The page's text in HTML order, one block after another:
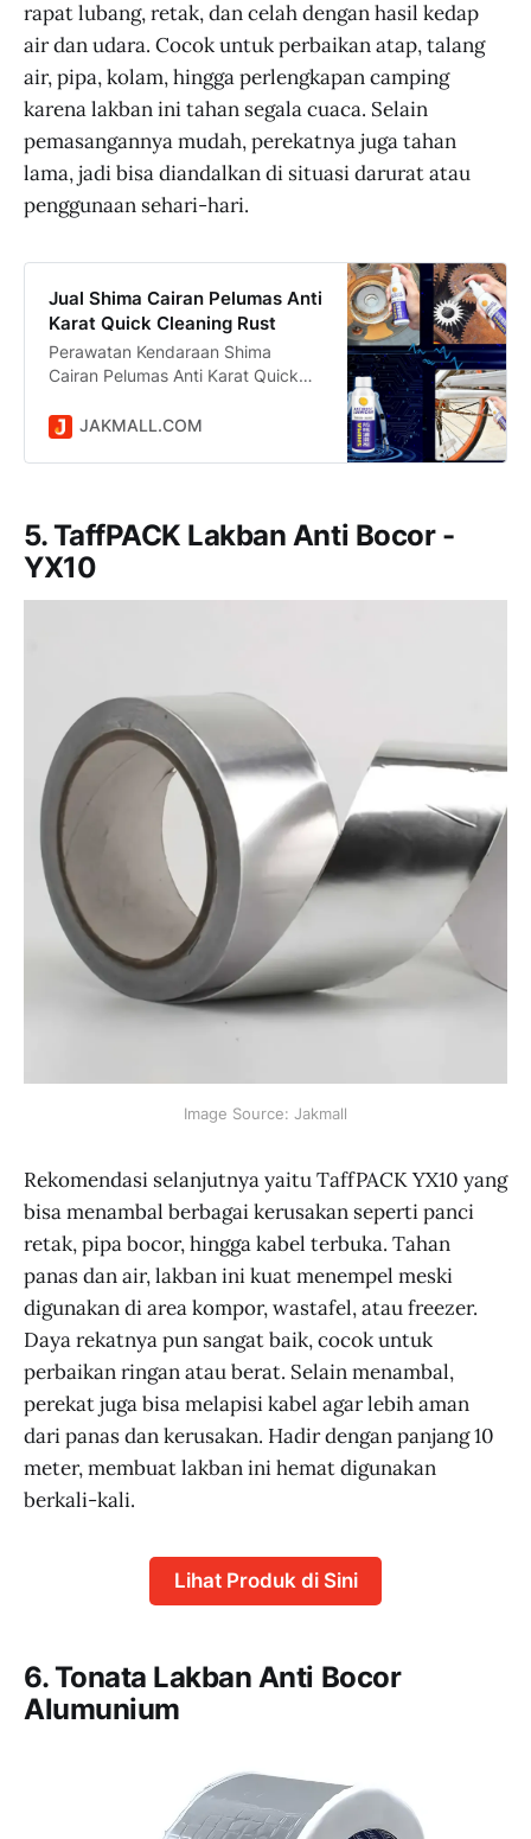
rapat lubang, retak, dan celah dengan hasil kedap
air dan udara. Cocok untuk perbaikan atap, talang
air, pipa, kolam, hingga perlengkapan camping
karena lakban ini tahan segala cuaca. Selain
pemasangannya mudah, perekatnya juga tahan
lama, jadi bisa diandalkan di situasi darurat atau
penggunaan sehari-hari.
Jual Shima Cairan Pelumas Anti
Karat Quick Cleaning Rust
Perawatan Kendaraan Shima
Cairan Pelumas Anti Karat Quick
SM100 harga Rp 14.100 dikirim
JAKMALL.COM
5. TaffPACK Lakban Anti Bocor -
YX10
Image Source: Jakmall
Rekomendasi selanjutnya yaitu TaffPACK YX10 yang
bisa menambal berbagai kerusakan seperti panci
retak, pipa bocor, hingga kabel terbuka. Tahan
panas dan air, lakban ini kuat menempel meski
digunakan di area kompor, wastafel, atau freezer.
Daya rekatnya pun sangat baik, cocok untuk
perbaikan ringan atau berat. Selain menambal,
perekat juga bisa melapisi kabel agar lebih aman
dari panas dan kerusakan. Hadir dengan panjang 10
meter, membuat lakban ini hemat digunakan
berkali-kali.
Lihat Produk di Sini
6. Tonata Lakban Anti Bocor
Alumunium